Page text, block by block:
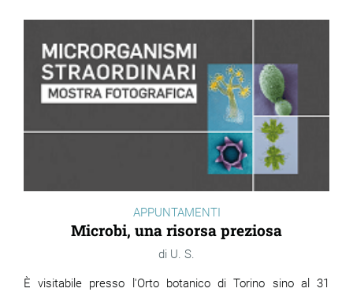
APPUNTAMENTI
Microbi, una risorsa preziosa
U. S.
È visitabile presso l'Orto botanico di Torino sino al 31